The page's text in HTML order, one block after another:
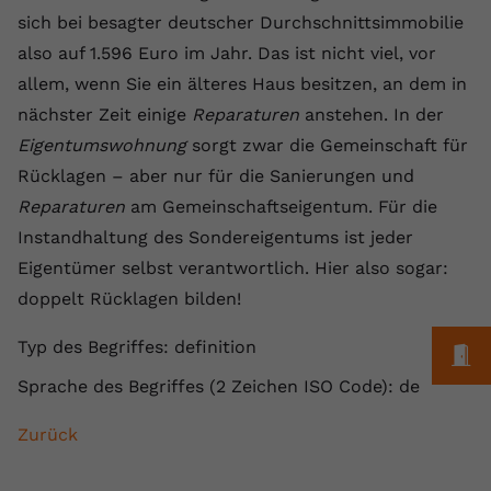
sich bei besagter deutscher Durchschnittsimmobilie
also auf 1.596 Euro im Jahr. Das ist nicht viel, vor
allem, wenn Sie ein älteres Haus besitzen, an dem in
nächster Zeit einige Reparaturen anstehen. In der
Eigentumswohnungsorgt zwar die Gemeinschaft für
Rücklagen – aber nur für die Sanierungen und
Reparaturen am Gemeinschaftseigentum. Für die
Instandhaltung des Sondereigentums ist jeder
Eigentümer selbst verantwortlich. Hier also sogar:
doppelt Rücklagen bilden!
Typ des Begriffes: definition
Sprache des Begriffes (2 Zeichen ISO Code): de
Zurück
Zweck
Dieser Wert speichert Ihre Consent-
Einstellungen. Unter anderem eine
historische Speicherung Ihrer
vorgenommen Einstellungen, falls der
Webseiten-Betreiber dies eingestellt
Name fe_typo_user
Anbieter VPB.de
Zweck
Zweck
wiederzuerkennen und statistische
Informationen zur Nutzung der
_gcl au
Anbieter Google Ads
Zweck
Wird von Google Ads für das
Conversion-Tracking verwendet, um
Werbeklicks der Nutzung auf unserer
Website zuzuordnen.
Cookie-Informationen anzeigen
Wir verwenden auf unserer Website externe Inhalte,
um Ihnen zusätzliche Informationen anzubieten.
Anbieter vimeo.com
Zweck
Vimeo installiert dieses Cookie, um
indem es eine eindeutige ID zum
Einbetten von Videos auf der Website
setzt.